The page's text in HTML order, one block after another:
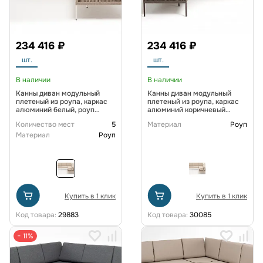
234 416 ₽
шт.
В наличии
Канны диван модульный
плетеный из роупа, каркас
алюминий белый, роуп
бежевая 035
Количество мест
5
Материал
Роуп
Купить в 1 клик
Код товара: 29883
234 416 ₽
шт.
В наличии
Канны диван модульный
плетеный из роупа, каркас
алюминий коричневый
коричневый круглый, ткань
Материал Роуп
Купить в 1 клик
Код товара: 30085
− 11%